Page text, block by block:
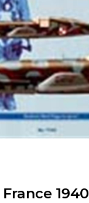
France 1940